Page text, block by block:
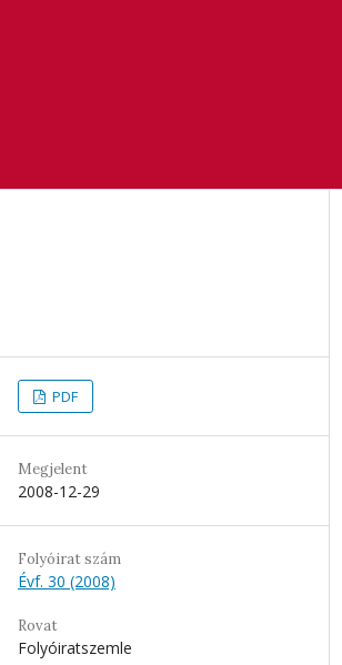
PDF
Megjelent
2008-12-29
Folyóirat szám
Évf. 30 (2008)
Rovat
Folyóiratszemle